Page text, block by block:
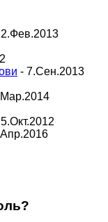
- 7.Сен.2013